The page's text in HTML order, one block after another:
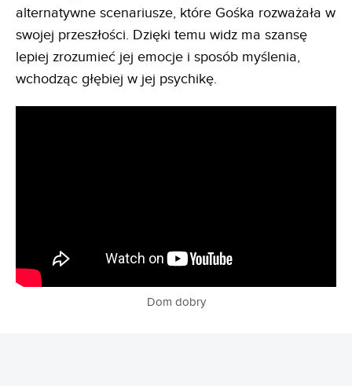
alternatywne scenariusze, które Gośka rozważała w
swojej przeszłości. Dzięki temu widz ma szansę
lepiej zrozumieć jej emocje i sposób myślenia,
wchodząc głębiej w jej psychikę.
Dom dobry